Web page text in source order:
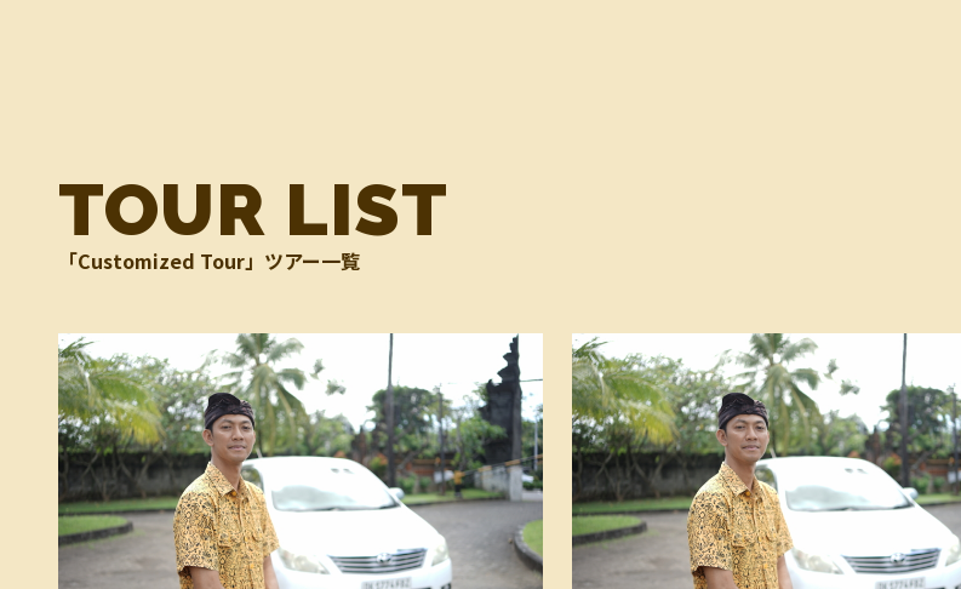
TOUR LIST
「Customized Tour」ツアー一覧